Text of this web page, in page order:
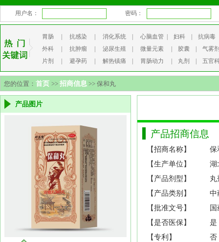
用户名： 密码：
胃肠 抗感染 消化系统 心脑血管 妇科 抗病毒
外科
抗肿瘤 泌尿生殖 微量元素 胶囊
气雾
片剂
避孕药 解热镇痛 胃肠动力 丸剂 五官
您的位置： 首页 >> 招商信息 >> 保和丸
产品图片
产品招商信息
【招商名称】
保
【生产单位】
湖
【产品剂型】
丸
【产品类别】
中
【批准文号】
【是否医保】
是
【专利】
否